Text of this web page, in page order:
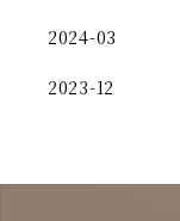
2024-03
2023-12